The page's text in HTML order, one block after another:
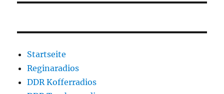
Startseite
Reginaradios
DDR Kofferradios